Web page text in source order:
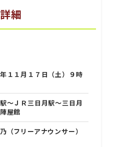
詳細
１１月１７日（土）９時
～ＪＲ三日月駅～三日月
屋館
フリーアナウンサー）